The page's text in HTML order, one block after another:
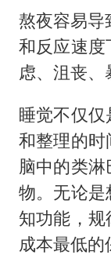
熬夜容易
和反应速
虑、沮丧、
睡觉不仅
和整理的
脑中的类
物。无论
知功能，规
成本最低的